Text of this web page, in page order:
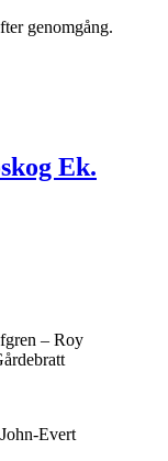
genomgång.
Ek.
– Roy
Evert